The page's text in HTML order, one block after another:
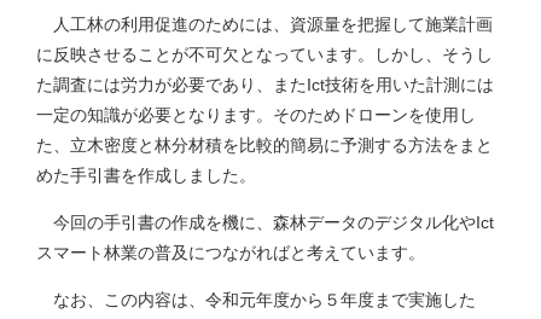
人工林の利用促進のためには、資源量を把握して施業計画
に反映させることが不可欠となっています。しかし、そうし
た調査には労力が必要であり、またIct技術を用いた計測には
一定の知識が必要となります。そのためドローンを使用し
た、立木密度と林分材積を比較的簡易に予測する方法をまと
めた手引書を作成しました。
今回の手引書の作成を機に、森林データのデジタル化やIct
スマート林業の普及につながればと考えています。
なお、この内容は、令和元年度から５年度まで実施した